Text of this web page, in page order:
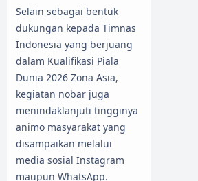
Selain sebagai bentuk
dukungan kepada Timnas
Indonesia yang berjuang
dalam Kualifikasi Piala
Dunia 2026 Zona Asia,
kegiatan nobar juga
menindaklanjuti tingginya
animo masyarakat yang
disampaikan melalui
media sosial Instagram
maupun WhatsApp.